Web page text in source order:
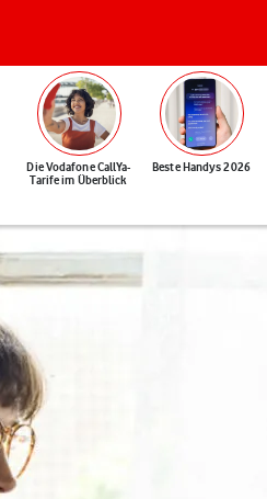
Die Vodafone CallYa-
Tarife im Überblick
Beste Handys 2026